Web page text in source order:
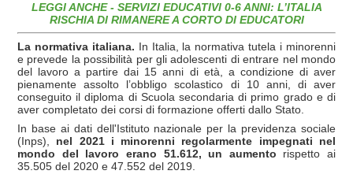
LEGGI ANCHE - SERVIZI EDUCATIVI 0-6 ANNI: L’ITALIA
RISCHIA DI RIMANERE A CORTO DI EDUCATORI
La normativa italiana. In Italia, la normativa tutela i minorenni
e prevede la possibilità per gli adolescenti di entrare nel mondo
del lavoro a partire dai 15 anni di età, a condizione di aver
pienamente assolto l’obbligo scolastico di 10 anni, di aver
conseguito il diploma di Scuola secondaria di primo grado e di
aver completato dei corsi di formazione offerti dallo Stato.
In base ai dati dell'Istituto nazionale per la previdenza sociale
(Inps), nel 2021 i minorenni regolarmente impegnati nel
mondo del lavoro erano 51.612, un aumento rispetto ai
35.505 del 2020 e 47.552 del 2019.